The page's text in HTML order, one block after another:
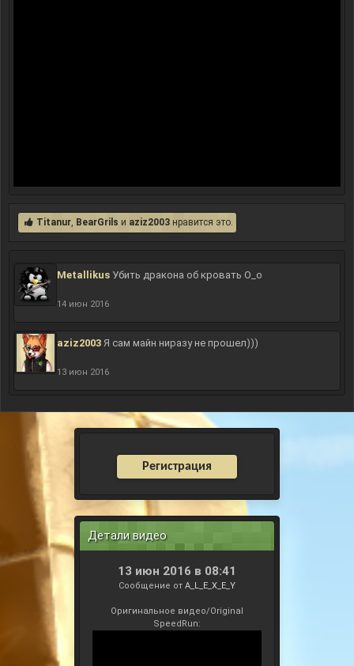
Titanur, BearGrils и aziz2003 нравится это.
Metallikus Убить дракона об кровать О_о
14 июн 2016
aziz2003 Я сам майн ниразу не прошел)))
13 июн 2016
Регистрация
Детали видео
13 июн 2016 в 08:41
Сообщение от A_L_E_X_E_Y
Оригинальное видео/Original
SpeedRun: